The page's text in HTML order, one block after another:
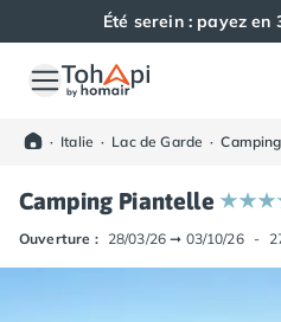
Été serein : payez en
Toutes nos destinations
Camping Alsace
Camping Haut-Rhin
Camping Colmar
Camping Mulhouse
· Italie · Lac de Garde ·
Camping Piantelle
Ouverture : 28/03/26 ➞ 03/10/26 -